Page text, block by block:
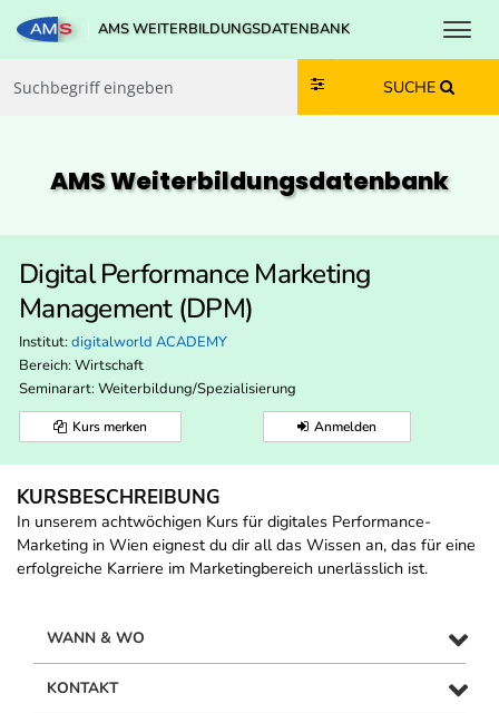
Zum Inhalt springen
Zum Navmenü springen
Zur Suche springen
Zur Footer springen
AMS WEITERBILDUNGSDATENBANK
SUCHE
AMS Weiterbildungs­datenbank
Digital Performance Marketing
Management (DPM)
Institut: digitalworld ACADEMY
Bereich: Wirtschaft
Seminarart: Weiterbildung/Spezialisierung
Kurs merken Anmelden
KURSBESCHREIBUNG
In unserem achtwöchigen Kurs für digitales Performance-
Marketing in Wien eignest du dir all das Wissen an, das für eine
erfolgreiche Karriere im Marketingbereich unerlässlich ist.
WANN & WO
KONTAKT